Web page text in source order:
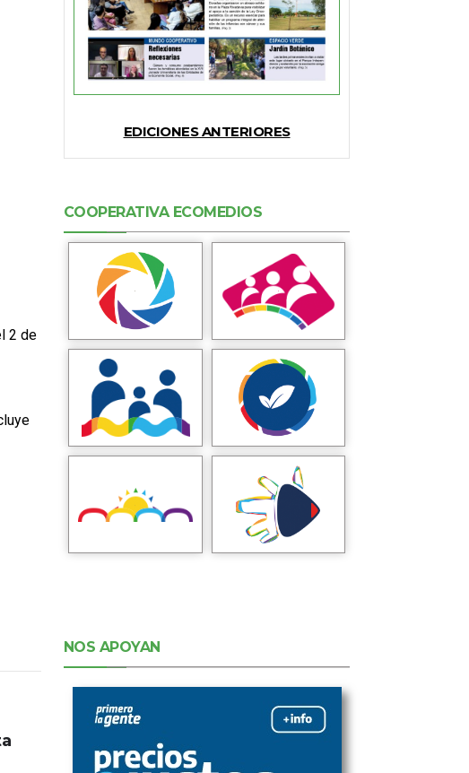
2 de
EDICIONES ANTERIORES
COOPERATIVA ECOMEDIOS
NOS APOYAN